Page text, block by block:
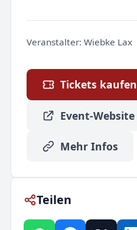
Veranstalter: Wiebke Lax
Tickets kaufen
Event-Website
Mehr Infos
Teilen